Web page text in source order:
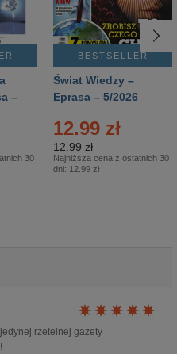
–
30
BESTSELLER
Świat Wiedzy –
Eprasa – 5/2026
12.99 zł
12.99 zł
Najniższa cena z ostatnich 30
dni: 12.99 zł
rzetelnej gazety